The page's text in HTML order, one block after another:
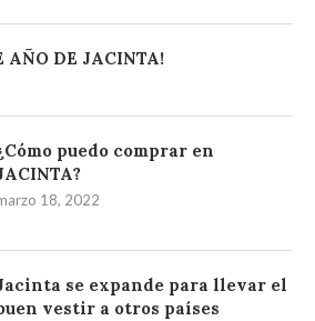
AÑO DE JACINTA!
puedo comprar en
18, 2022
se expande para llevar el
vestir a otros países